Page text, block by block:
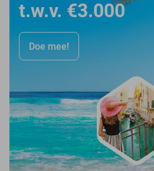
t.w.v. €3.000
Doe mee!